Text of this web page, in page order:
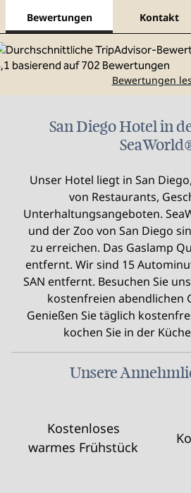
Bewertungen Kontakt
Bewertungen
San Diego Hotel in
Unser Hotel liegt in San
von Restaurants,
Unterhaltungsangeboten.
und der Zoo von San Diego
zu erreichen. Das Gaslamp
entfernt. Wir sind 15
SAN entfernt. Besuchen Sie
kostenfreien abendlichen
Genießen Sie täglich
kochen Sie in der
Unsere
Kostenloses
warmes Frühstück